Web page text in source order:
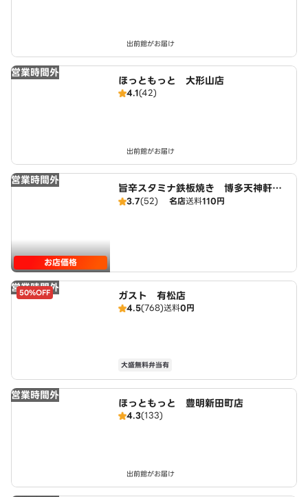
出前館がお届け
営業時間外
ほっともっと 大形山店
4.1(42)
出前館がお届け
営業時間外
お店価格
旨辛スタミナ鉄板焼き 博多天神軒
名古屋緑店
3.7(52) 名店送料110円
営業時間外
50%OFF ガスト 有松店
4.5(768)送料0円
大盛無料弁当有
営業時間外
ほっともっと 豊明新田町店
4.3(133)
出前館がお届け